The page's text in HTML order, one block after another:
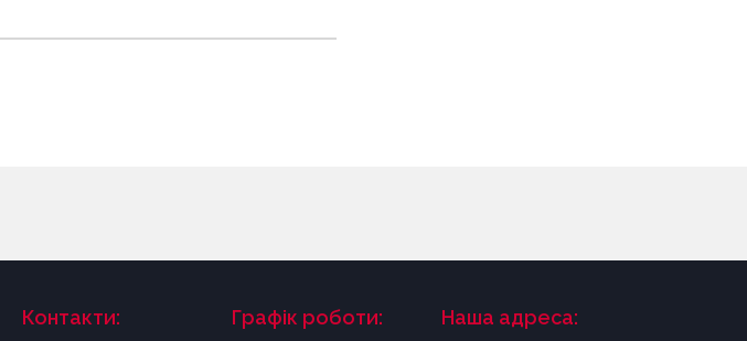
Контакти: Графік роботи: Наша адреса: